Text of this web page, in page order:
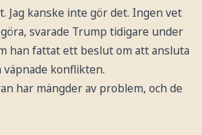
Jag kanske inte gör det. Ingen vet
svarade Trump tidigare under
han fattat ett beslut om att ansluta
väpnade konflikten.
har mängder av problem, och de